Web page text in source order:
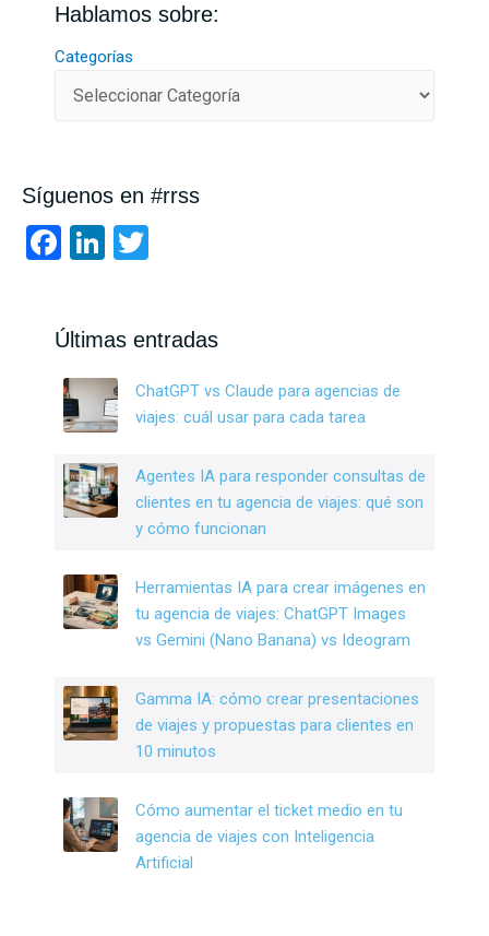
Hablamos sobre:
Categorías
Síguenos en #rrss
F
b
o
o
k
Li
dI
n
er
Últimas entradas
ChatGPT vs Claude para agencias de
viajes: cuál usar para cada tarea
Agentes IA para responder consultas de
clientes en tu agencia de viajes: qué son
y cómo funcionan
Herramientas IA para crear imágenes en
tu agencia de viajes: ChatGPT Images
vs Gemini (Nano Banana) vs Ideogram
Gamma IA: cómo crear presentaciones
de viajes y propuestas para clientes en
10 minutos
Cómo aumentar el ticket medio en tu
agencia de viajes con Inteligencia
Artificial